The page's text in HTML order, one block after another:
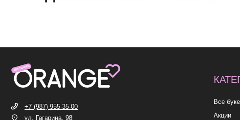
ВКTGMAX INST*
Премиум
ежедневно, 09:00 — 21:00
ежедневно, 09:00 — 21:00
ИП Николаев Александр Сергеевич